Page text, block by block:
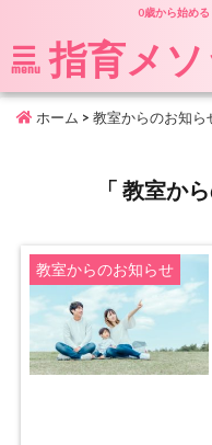
0歳から始め
menu 指育メ
ホーム > 教室からのお知ら
「 教室か
教室からのお知らせ